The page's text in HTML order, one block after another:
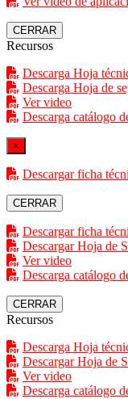
CERRAR
Recursos
Descarga Hoja
Descarga Hoja de
Ver video
Descarga catálogo
×
Descargar ficha
CERRAR
Descargar ficha
Descargar Hoja de
Ver video
Descarga catálogo
CERRAR
Recursos
Descarga Hoja
Descargar Hoja de
Ver video
Descarga catálogo